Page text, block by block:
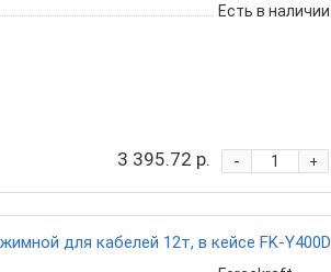
Есть в наличии
3 395.72 р. +
-
для кабелей 12т, в кейсе FK-Y400D